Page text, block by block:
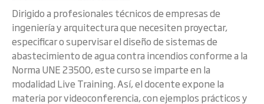
Dirigido a profesionales técnicos de empresas de
ingeniería y arquitectura que necesiten proyectar,
especificar o supervisar el diseño de sistemas de
abastecimiento de agua contra incendios conforme a la
Norma UNE 23500, este curso se imparte en la
modalidad Live Training. Así, el docente expone la
materia por videoconferencia, con ejemplos prácticos y